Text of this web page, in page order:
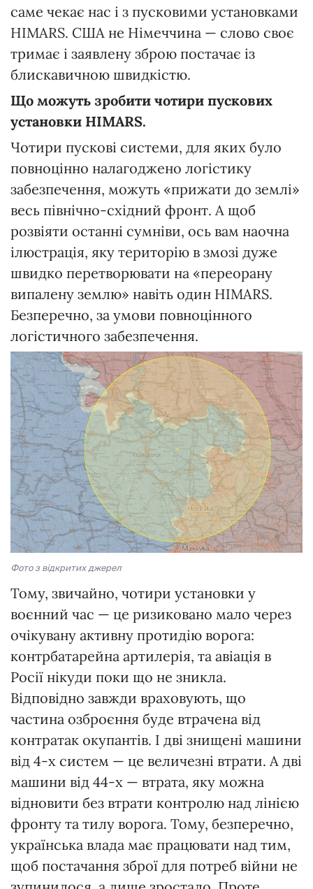
саме чекає нас і з пусковими установками
HIMARS. США не Німеччина — слово своє
тримає і заявлену зброю постачає із
блискавичною швидкістю.
Що можуть зробити чотири пускових
установки HIMARS.
Чотири пускові системи, для яких було
повноцінно налагоджено логістику
забезпечення, можуть «прижати до землі»
весь північно-східний фронт. А щоб
розвіяти останні сумніви, ось вам наочна
ілюстрація, яку територію в змозі дуже
швидко перетворювати на «переорану
випалену землю» навіть один HIMARS.
Безперечно, за умови повноцінного
логістичного забезпечення.
Фото з відкритих джерел
Тому, звичайно, чотири установки у
воєнний час — це ризиковано мало через
очікувану активну протидію ворога:
контрбатарейна артилерія, та авіація в
Росії нікуди поки що не зникла.
Відповідно завжди враховують, що
частина озброєння буде втрачена від
контратак окупантів. І дві знищені машини
від 4-х систем — це величезні втрати. А дві
машини від 44-х — втрата, яку можна
відновити без втрати контролю над лінією
фронту та тилу ворога. Тому, безперечно,
українська влада має працювати над тим,
щоб постачання зброї для потреб війни не